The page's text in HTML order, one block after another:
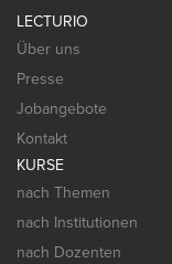
LECTURIO
Über uns
Presse
Jobangebote
Kontakt
KURSE
nach Themen
nach Institutionen
nach Dozenten